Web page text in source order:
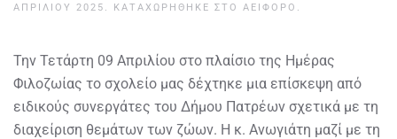
ΑΠΡΙΛΊΟΥ 2025 . ΚΑΤΑΧΩΡΉΘΗΚΕ ΣΤΟ ΑΕΙΦΌΡΟ .
Την Τετάρτη 09 Απριλίου στο πλαίσιο της Ημέρας
Φιλοζωίας το σχολείο μας δέχτηκε μια επίσκεψη από
ειδικούς συνεργάτες του Δήμου Πατρέων σχετικά με τη
διαχείριση θεμάτων των ζώων. Η κ. Ανωγιάτη μαζί με τη